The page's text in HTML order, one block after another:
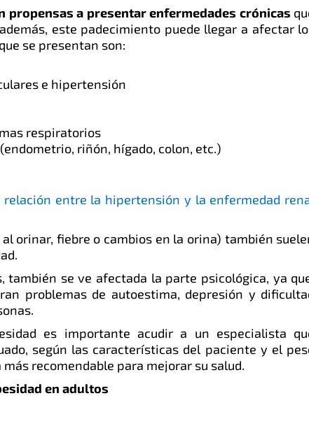
propensas a presentar enfermedades crónicas
este padecimiento puede llegar a afectar
se presentan son:
e hipertensión
respiratorios
riñón, hígado, colon, etc.)
relación entre la hipertensión y la enfermedad
orinar, fiebre o cambios en la orina) también
también se ve afectada la parte psicológica, ya
problemas de autoestima, depresión y
es importante acudir a un especialista
según las características del paciente y el
más recomendable para mejorar su salud.
en adultos